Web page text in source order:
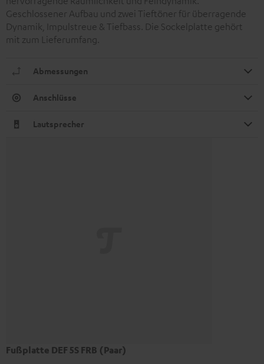
Geschlossener Aufbau und zwei Tieftöner für überragende
Dynamik, Impulstreue & Tiefbass. Die Sockelplatte gehört
mit zum Lieferumfang.
Abmessungen
Anschlüsse
Lautsprecher
Fußplatte DEF 5S FRB (Paar)